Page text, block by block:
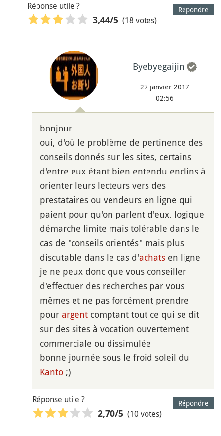
Répondre
Réponse utile ?
3,44/5 (18 votes)
Byebyegaijin
27 janvier 2017
02:56
bonjour
oui, d'où le problème de pertinence des
conseils donnés sur les sites, certains
d'entre eux étant bien entendu enclins à
orienter leurs lecteurs vers des
prestataires ou vendeurs en ligne qui
paient pour qu'on parlent d'eux, logique
démarche limite mais tolérable dans le
cas de "conseils orientés" mais plus
discutable dans le cas d'achats en ligne
je ne peux donc que vous conseiller
d'effectuer des recherches par vous
mêmes et ne pas forcément prendre
pour argent comptant tout ce qui se dit
sur des sites à vocation ouvertement
commerciale ou dissimulée
bonne journée sous le froid soleil du
Kanto ;)
Répondre
Réponse utile ?
2,70/5 (10 votes)